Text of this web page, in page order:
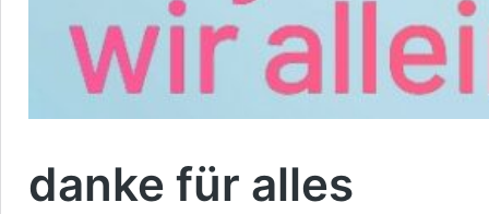
danke für alles